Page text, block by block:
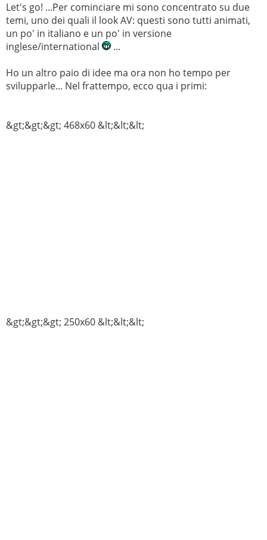
Let's go! ...Per cominciare mi sono concentrato su due
temi, uno dei quali il look AV: questi sono tutti animati,
un po' in italiano e un po' in versione
inglese/international
...
Ho un altro paio di idee ma ora non ho tempo per
svilupparle... Nel frattempo, ecco qua i primi:
&gt;&gt;&gt; 468x60 &lt;&lt;&lt;
&gt;&gt;&gt; 250x60 &lt;&lt;&lt;